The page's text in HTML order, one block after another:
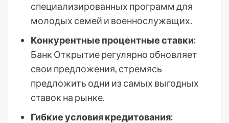
специализированных программ для
молодых семей и военнослужащих.
Конкурентные процентные ставки:
Банк Открытие регулярно обновляет
свои предложения, стремясь
предложить одни из самых выгодных
ставок на рынке.
Гибкие условия кредитования: